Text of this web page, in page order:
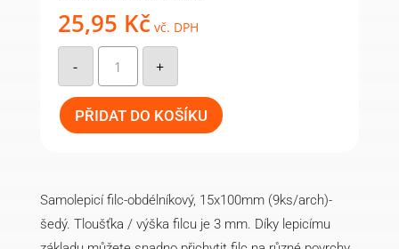
25,95 Kč vč. DPH
-
Samolepicí
protiskluzový-
obdélníkový,
15x100mm
(9ks/arch)-
šedý
množství
+
PŘIDAT DO KOŠÍKU
Samolepicí filc-obdélníkový, 15x100mm (9ks/arch)-
šedý. Tloušťka / výška filcu je 3 mm. Díky lepicímu